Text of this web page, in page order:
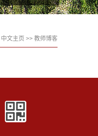
中文主页 >> 教师博客